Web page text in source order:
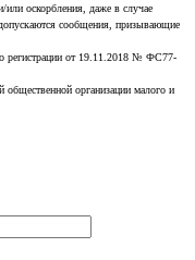
оскорбления, даже в случае
сообщения, призывающие
регистрации от 19.11.2018 № ФС77-
общественной организации малого и